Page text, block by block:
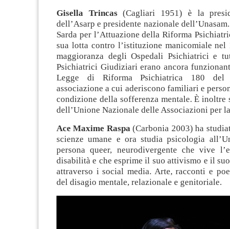
Gisella Trincas(Cagliari 1951) è la
dell’Asarp e presidente nazionale
Sarda per l’Attuazione della Riforma
sua lotta contro l’istituzione manicomiale nel
maggioranza degli Ospedali Psichiatrici e
Psichiatrici Giudiziari erano ancora
Legge di Riforma Psichiatrica 180
associazione a cui aderiscono familiari e
condizione della sofferenza mentale. È inoltre
dell’Unione Nazionale delle Associazioni per
Ace Maxime Raspa(Carbonia 2003) ha
scienze umane e ora studia psicologia
persona queer, neurodivergente che vive
disabilità e che esprime il suo attivismo e il
attraverso i social media. Arte, racconti e
del disagio mentale, relazionale e genitoriale.